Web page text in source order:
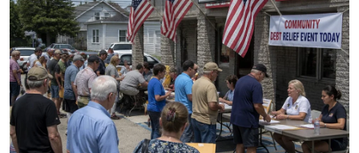
Berita Telus & Tulus menerusi E-Mel setiap
hari!